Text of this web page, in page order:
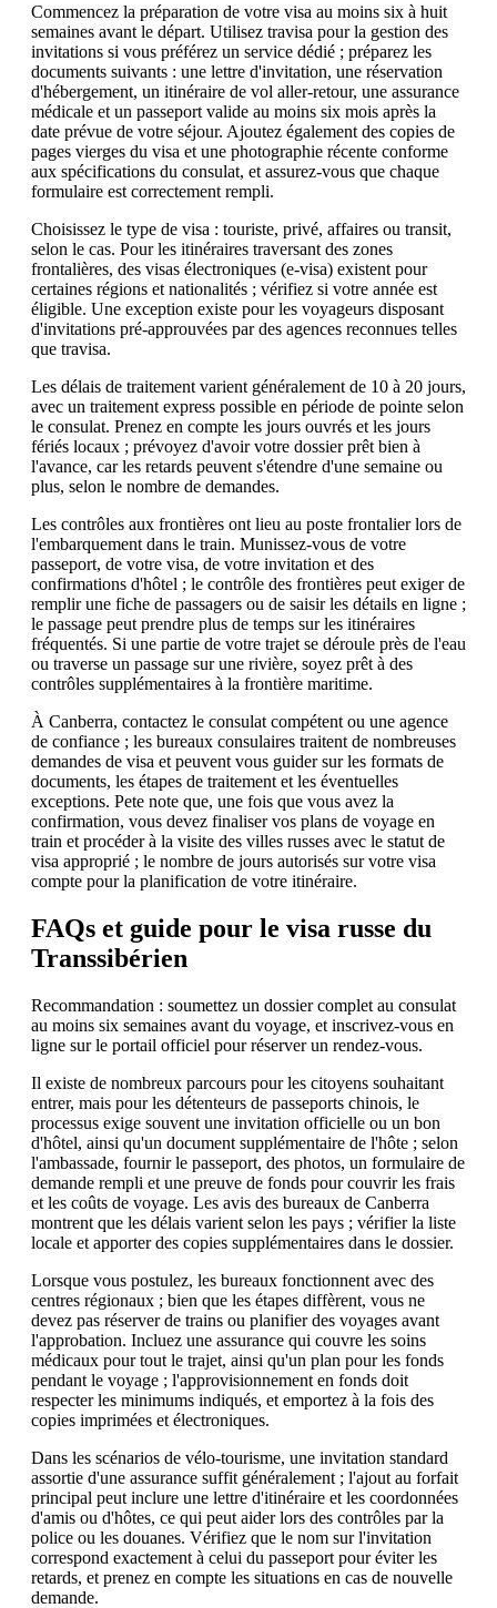
Commencez la préparation de votre visa au moins six à huit
semaines avant le départ. Utilisez travisa pour la gestion des
invitations si vous préférez un service dédié ; préparez les
documents suivants : une lettre d'invitation, une réservation
d'hébergement, un itinéraire de vol aller-retour, une assurance
médicale et un passeport valide au moins six mois après la
date prévue de votre séjour. Ajoutez également des copies de
pages vierges du visa et une photographie récente conforme
aux spécifications du consulat, et assurez-vous que chaque
formulaire est correctement rempli.
Choisissez le type de visa : touriste, privé, affaires ou transit,
selon le cas. Pour les itinéraires traversant des zones
frontalières, des visas électroniques (e-visa) existent pour
certaines régions et nationalités ; vérifiez si votre année est
éligible. Une exception existe pour les voyageurs disposant
d'invitations pré-approuvées par des agences reconnues telles
que travisa.
Les délais de traitement varient généralement de 10 à 20 jours,
avec un traitement express possible en période de pointe selon
le consulat. Prenez en compte les jours ouvrés et les jours
fériés locaux ; prévoyez d'avoir votre dossier prêt bien à
l'avance, car les retards peuvent s'étendre d'une semaine ou
plus, selon le nombre de demandes.
Les contrôles aux frontières ont lieu au poste frontalier lors de
l'embarquement dans le train. Munissez-vous de votre
passeport, de votre visa, de votre invitation et des
confirmations d'hôtel ; le contrôle des frontières peut exiger de
remplir une fiche de passagers ou de saisir les détails en ligne ;
le passage peut prendre plus de temps sur les itinéraires
fréquentés. Si une partie de votre trajet se déroule près de l'eau
ou traverse un passage sur une rivière, soyez prêt à des
contrôles supplémentaires à la frontière maritime.
À Canberra, contactez le consulat compétent ou une agence
de confiance ; les bureaux consulaires traitent de nombreuses
demandes de visa et peuvent vous guider sur les formats de
documents, les étapes de traitement et les éventuelles
exceptions. Pete note que, une fois que vous avez la
confirmation, vous devez finaliser vos plans de voyage en
train et procéder à la visite des villes russes avec le statut de
visa approprié ; le nombre de jours autorisés sur votre visa
compte pour la planification de votre itinéraire.
FAQs et guide pour le visa russe du
Transsibérien
Recommandation : soumettez un dossier complet au consulat
au moins six semaines avant du voyage, et inscrivez-vous en
ligne sur le portail officiel pour réserver un rendez-vous.
Il existe de nombreux parcours pour les citoyens souhaitant
entrer, mais pour les détenteurs de passeports chinois, le
processus exige souvent une invitation officielle ou un bon
d'hôtel, ainsi qu'un document supplémentaire de l'hôte ; selon
l'ambassade, fournir le passeport, des photos, un formulaire de
demande rempli et une preuve de fonds pour couvrir les frais
et les coûts de voyage. Les avis des bureaux de Canberra
montrent que les délais varient selon les pays ; vérifier la liste
locale et apporter des copies supplémentaires dans le dossier.
Lorsque vous postulez, les bureaux fonctionnent avec des
centres régionaux ; bien que les étapes diffèrent, vous ne
devez pas réserver de trains ou planifier des voyages avant
l'approbation. Incluez une assurance qui couvre les soins
médicaux pour tout le trajet, ainsi qu'un plan pour les fonds
pendant le voyage ; l'approvisionnement en fonds doit
respecter les minimums indiqués, et emportez à la fois des
copies imprimées et électroniques.
Dans les scénarios de vélo-tourisme, une invitation standard
assortie d'une assurance suffit généralement ; l'ajout au forfait
principal peut inclure une lettre d'itinéraire et les coordonnées
d'amis ou d'hôtes, ce qui peut aider lors des contrôles par la
police ou les douanes. Vérifiez que le nom sur l'invitation
correspond exactement à celui du passeport pour éviter les
retards, et prenez en compte les situations en cas de nouvelle
demande.